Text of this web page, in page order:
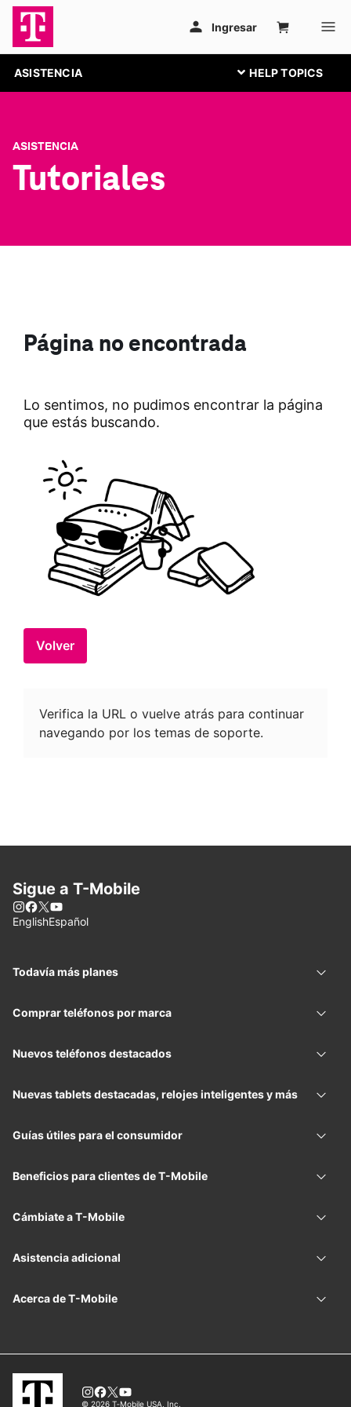
ASISTENCIA
ASISTENCIA
Tutoriales